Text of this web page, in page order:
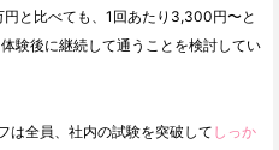
と比べても、1回あたり3,300円〜と
験後に継続して通うことを検討してい
は全員、社内の試験を突破して しっか